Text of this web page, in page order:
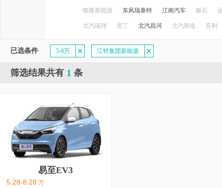
银隆新能源 东风瑞泰特 江南汽车 极石
北汽瑞翔 雷丁 北汽昌河 北汽制造 宾利
已选条件 5-8万 江铃集团新能源
筛选结果共有 1 条
易至EV3
5.28-8.28 万